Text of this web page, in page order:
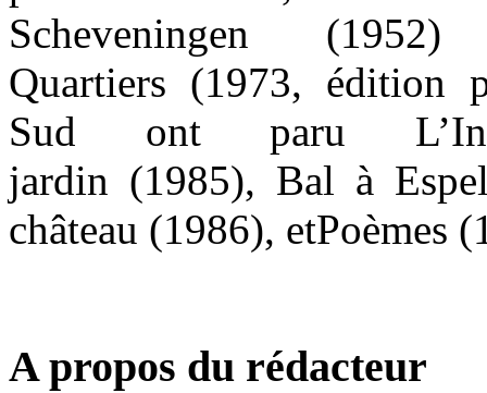
Scheveningen
Quartiers (1973, édition
Sud ont paru
jardin (1985), Bal à
château (1986), etPoèmes
A propos du rédacteur